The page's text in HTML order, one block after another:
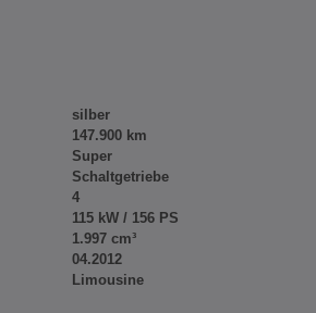
silber
147.900 km
Super
Schaltgetriebe
4
115 kW / 156 PS
1.997 cm³
04.2012
Limousine